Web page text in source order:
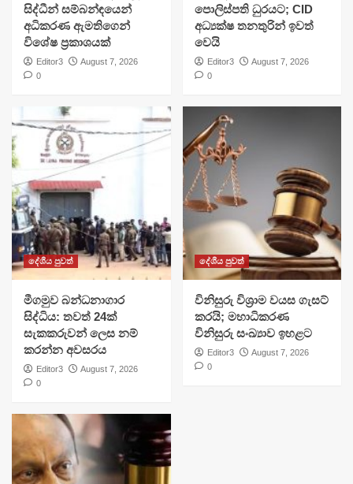
සිද්ධීන් සම්බන්ඳයෙන්
අධිකරණ ඇමතිගෙන්
විශේෂ ප්‍රකාශයක්
Editor3
August 7, 2026
0
පොලිස්පති ධුරයට; CID
අධ්‍යක්ෂ තනතුරින් ඉවත්
වෙයි
Editor3
August 7, 2026
0
දේශීය පුවත්
මීගමුව බන්ධනාගාර
සිද්ධිය: තවත් 24ක්
සැකකරුවන් ලෙස නම්
කරන්න අවසරය
Editor3
August 7, 2026
0
දේශීය පුවත්
විනිසුරු විශ්‍රාම වයස ගැසට්
කරයි; මහාධිකරණ
විනිසුරු සංඛ්‍යාව ඉහළට
Editor3
August 7, 2026
0